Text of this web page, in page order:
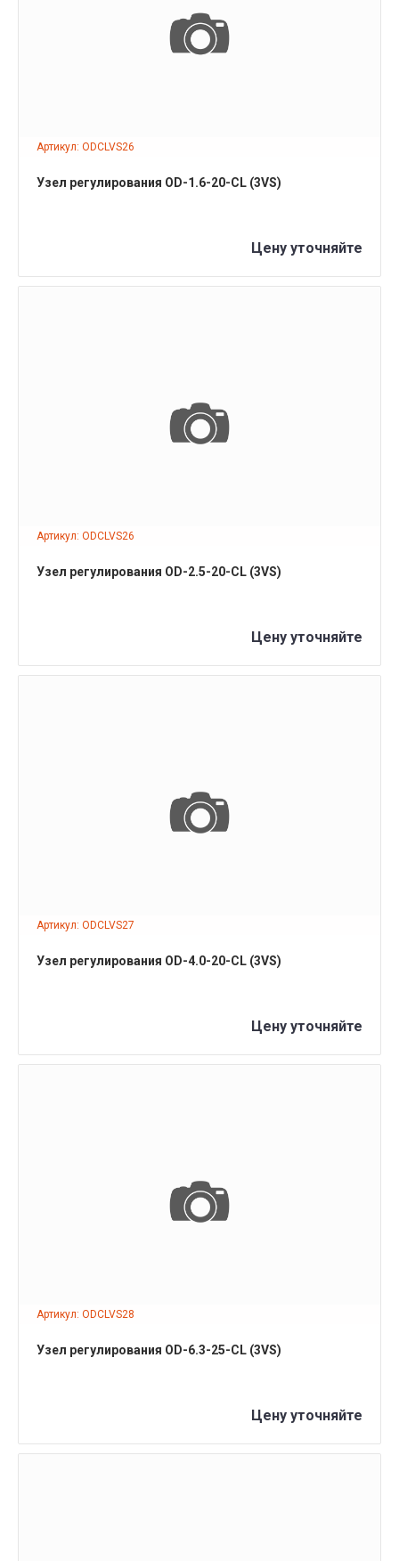
Артикул: ODCLVS26
ПОДРОБНЕЕ
Узел регулирования OD-1.6-20-СL (3VS)
Цену уточняйте
Артикул: ODCLVS26
ПОДРОБНЕЕ
Узел регулирования OD-2.5-20-СL (3VS)
Цену уточняйте
Артикул: ODCLVS27
ПОДРОБНЕЕ
Узел регулирования OD-4.0-20-СL (3VS)
Цену уточняйте
Артикул: ODCLVS28
ПОДРОБНЕЕ
Узел регулирования OD-6.3-25-CL (3VS)
Цену уточняйте